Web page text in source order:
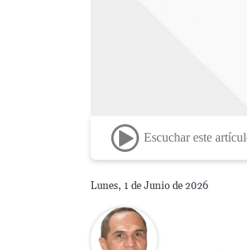
Escuchar este
Lunes, 1 de Junio de 2026